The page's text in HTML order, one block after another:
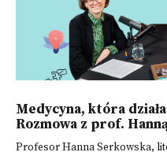
Medycyna, która
Rozmowa z prof.
Profesor Hanna Serkowska,